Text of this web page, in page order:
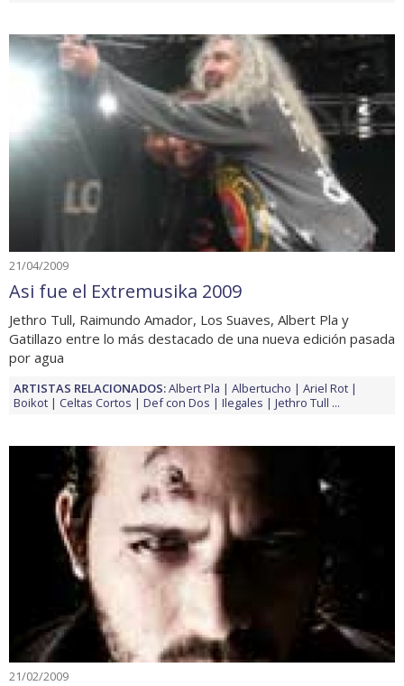
21/04/2009
Asi fue el Extremusika 2009
Jethro Tull, Raimundo Amador, Los Suaves, Albert Pla y
Gatillazo entre lo más destacado de una nueva edición pasada
por agua
ARTISTAS RELACIONADOS:Albert Pla Albertucho
Ariel Rot
Boikot
Celtas Cortos Def con Dos Ilegales Jethro Tull ...
21/02/2009